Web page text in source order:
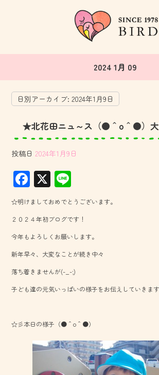
2024 1月 09
日別アーカイブ:2024年1月9日
★北花田ニュ～ス（●＾o＾●）大
投稿日 2024年1月9日
F
ac
e
b
o
ok
X
ne
☆明けましておめでとうございます。
２０２４年初ブログです！
今年もよろしくお願いします。
新年早々、大変なことが続き中々
落ち着きませんが(-_-;)
子ども達の元気いっぱいの様子をお伝えしていきます
☆彡本日の様子（●＾o＾●）